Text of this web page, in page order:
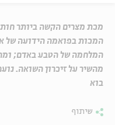
מכת מצרים הקשה ביותר
המכות בפואמה הידועה של
המלחמה של הטבע באדם; ומה
מהשיר על זיכרון השואה.
בוא
שיתוף